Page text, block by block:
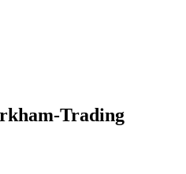
Trading